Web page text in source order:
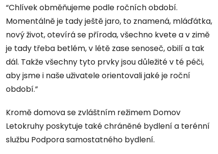
“Chlívek obměňujeme podle ročních období.
Momentálně je tady ještě jaro, to znamená, mláďátka,
nový život, otevírá se příroda, všechno kvete a v zimě
je tady třeba betlém, v létě zase senoseč, obilí a tak
dál. Takže všechny tyto prvky jsou důležité v té péči,
aby jsme i naše uživatele orientovali jaké je roční
období.”
Kromě domova se zvláštním režimem Domov
Letokruhy poskytuje také chráněné bydlení a terénní
službu Podpora samostatného bydlení.